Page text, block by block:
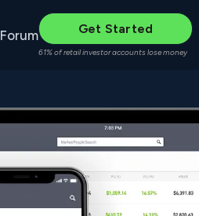
Forum Get Started
61% of retail investor accounts lose money